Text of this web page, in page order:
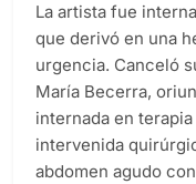
La artista fue
que derivó en una
urgencia. Canceló
María Becerra,
internada en
intervenida
abdomen agudo